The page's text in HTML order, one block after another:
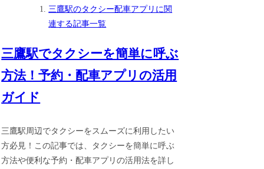
三鷹駅のタクシー配車アプリに関
連する記事一覧
三鷹駅でタクシーを簡単に呼ぶ
方法！予約・配車アプリの活用
ガイド
三鷹駅周辺でタクシーをスムーズに利用したい
方必見！この記事では、タクシーを簡単に呼ぶ
方法や便利な予約・配車アプリの活用法を詳し